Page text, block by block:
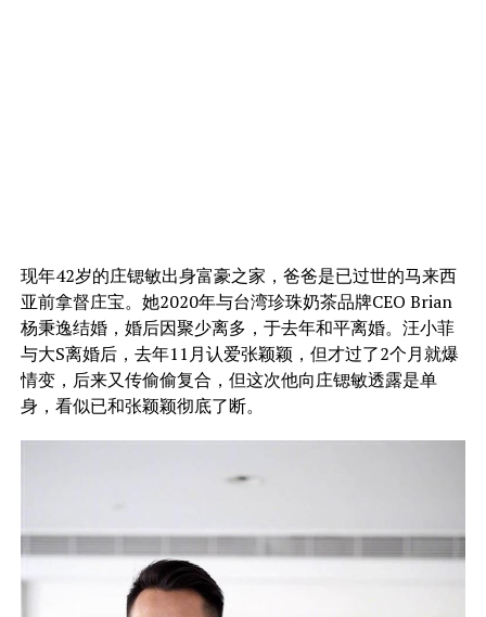
现年42岁的庄锶敏出身富豪之家，爸爸是已过世的马来西
亚前拿督庄宝。她2020年与台湾珍珠奶茶品牌CEO Brian
杨秉逸结婚，婚后因聚少离多，于去年和平离婚。汪小菲
与大S离婚后，去年11月认爱张颖颖，但才过了2个月就爆
情变，后来又传偷偷复合，但这次他向庄锶敏透露是单
身，看似已和张颖颖彻底了断。